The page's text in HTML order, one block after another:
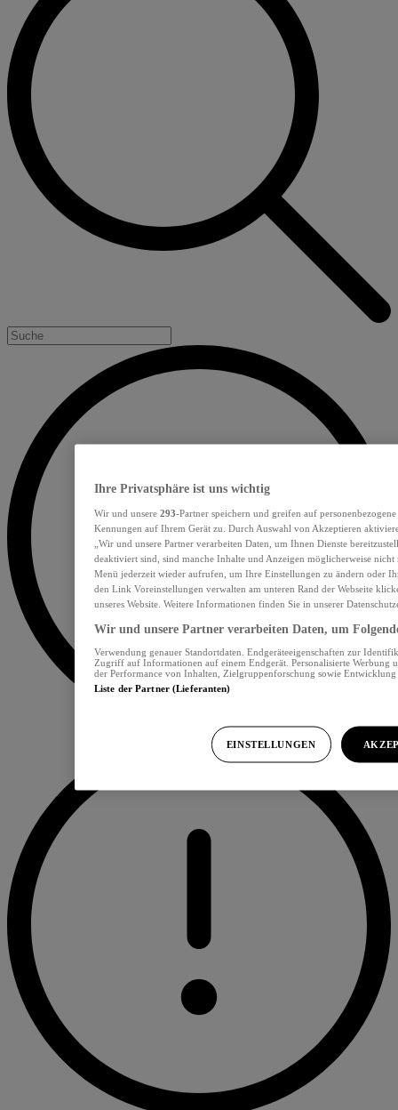
Ihre Privatsphäre ist uns wichtig
Wir und unsere 293-Partner speichern und greifen auf
Kennungen auf Ihrem Gerät zu. Durch Auswahl von Akzeptieren
„Wir und unsere Partner verarbeiten Daten, um Ihnen Dienste
deaktiviert sind, sind manche Inhalte und Anzeigen möglicherweise nicht
Menü jederzeit wieder aufrufen, um Ihre Einstellungen zu ändern oder
den Link Voreinstellungen verwalten am unteren Rand der Webseite
unseres Website. Weitere Informationen finden Sie in unserer
Wir und unsere Partner verarbeiten Daten, um
Verwendung genauer Standortdaten. Endgeräteeigenschaften zur
Zugriff auf Informationen auf einem Endgerät. Personalisierte Werbung
der Performance von Inhalten, Zielgruppenforschung sowie
Liste der Partner (Lieferanten)
EINSTELLUNGEN